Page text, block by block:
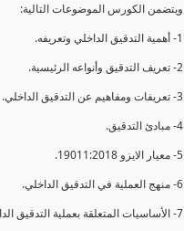
ويتضمن الكورس الموضوعات التالية:
1- أهمية التدقيق الداخلي وتعريفه.
2- تعريف التدقيق وأنواعه الرئيسية.
3- تعريفات ومفاهيم عن التدقيق الداخلي.
4- مبادئ التدقيق.
5- معيار الايزو 19011:2018.
6- منهج العملية في التدقيق الداخلي.
7- الأساسيات المتعلقة بعملية التدقيق الداخلي.